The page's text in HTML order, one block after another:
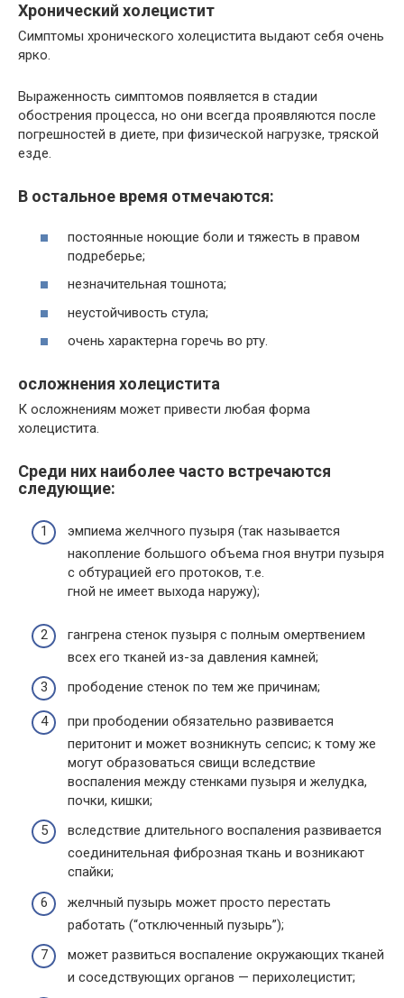
Хронический холецистит
Симптомы хронического холецистита выдают себя очень
ярко.
Выраженность симптомов появляется в стадии
обострения процесса, но они всегда проявляются после
погрешностей в диете, при физической нагрузке, тряской
езде.
В остальное время отмечаются:
постоянные ноющие боли и тяжесть в правом
подреберье;
незначительная тошнота;
неустойчивость стула;
очень характерна горечь во рту.
осложнения холецистита
К осложнениям может привести любая форма
холецистита.
Среди них наиболее часто встречаются
следующие:
эмпиема желчного пузыря (так называется
накопление большого объема гноя внутри пузыря
с обтурацией его протоков, т.е.
гной не имеет выхода наружу);
гангрена стенок пузыря с полным омертвением
всех его тканей из-за давления камней;
прободение стенок по тем же причинам;
при прободении обязательно развивается
перитонит и может возникнуть сепсис; к тому же
могут образоваться свищи вследствие
воспаления между стенками пузыря и желудка,
почки, кишки;
вследствие длительного воспаления развивается
соединительная фиброзная ткань и возникают
спайки;
желчный пузырь может просто перестать
работать (“отключенный пузырь”);
может развиться воспаление окружающих тканей
и соседствующих органов — перихолецистит;